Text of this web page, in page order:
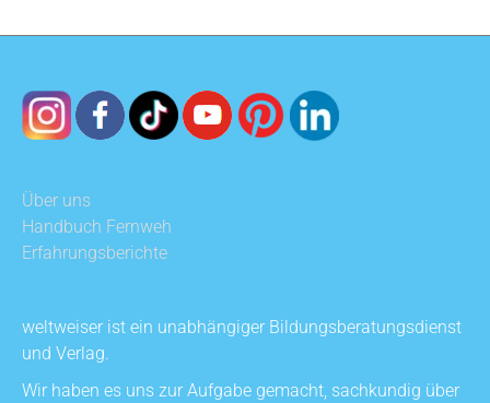
Über uns
Handbuch Fernweh
Erfahrungsberichte
weltweiser ist ein unabhängiger Bildungsberatungsdienst
und Verlag.
Wir haben es uns zur Aufgabe gemacht, sachkundig über